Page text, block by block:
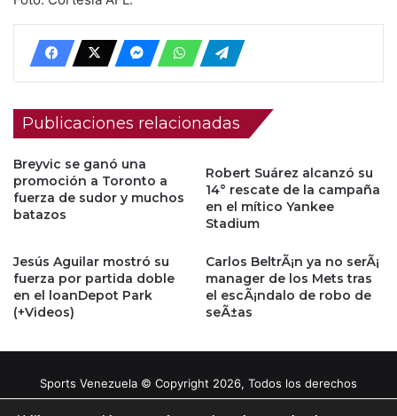
Publicaciones relacionadas
Breyvic se ganó una
promoción a Toronto a
fuerza de sudor y muchos
batazos
Robert Suárez alcanzó su
14° rescate de la campaña
en el mítico Yankee
Stadium
Jesús Aguilar mostró su
fuerza por partida doble
en el loanDepot Park
(+Videos)
Carlos BeltrÃ¡n ya no serÃ¡
manager de los Mets tras
el escÃ¡ndalo de robo de
seÃ±as
Sports Venezuela © Copyright 2026, Todos los derechos